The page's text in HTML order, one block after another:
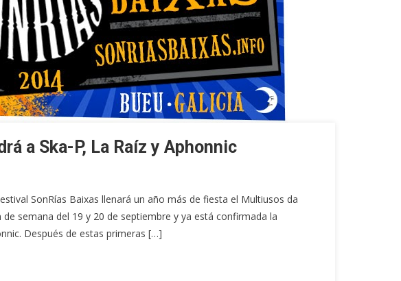
a Ska-P, La Raíz y Aphonnic
SonRías Baixas llenará un año más de fiesta el Multiusos da
semana del 19 y 20 de septiembre y ya está confirmada la
Después de estas primeras […]